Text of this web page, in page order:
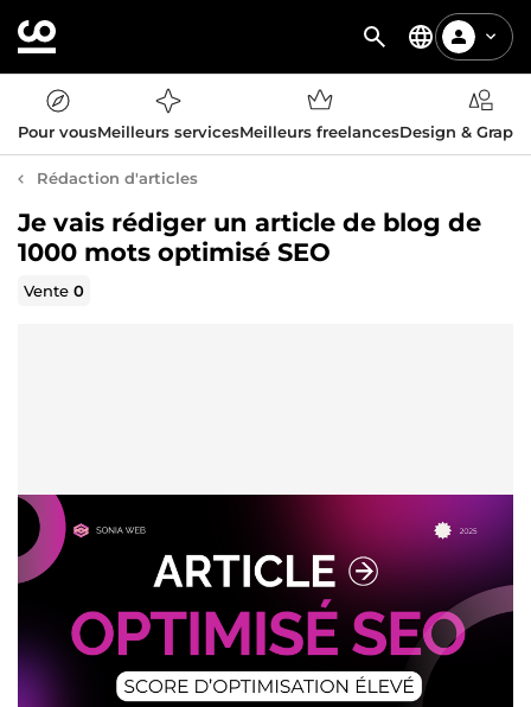
Pour vousMeilleurs servicesMeilleurs freelancesDesign &
Rédaction d'articles
Je vais rédiger un article de blog de
1000 mots optimisé SEO
Vente0